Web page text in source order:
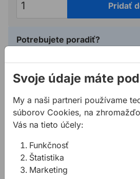
Pridať
Potrebujete poradiť?
allmediasro (po-ne 7-22 h)
Popis
Technické parametre:
Farba: čierna
Šírka: 50cm
Svoje údaje máte
My a naši partneri používame
súborov Cookies, na
Vás na tieto účely:
Funkčnosť
Štatistika
Marketing